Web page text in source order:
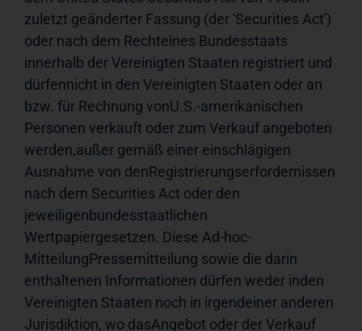
zuletzt geänderter Fassung (der 'Securities Act')
oder nach dem Rechteines Bundesstaats
innerhalb der Vereinigten Staaten registriert und
dürfennicht in den Vereinigten Staaten oder an
bzw. für Rechnung vonU.S.-amerikanischen
Personen verkauft oder zum Verkauf angeboten
werden,außer gemäß einer einschlägigen
Ausnahme von denRegistrierungserfordernissen
nach dem Securities Act oder den
jeweiligenbundesstaatlichen
Wertpapiergesetzen. Diese Ad-hoc-
MitteilungPressemitteilung sowie die darin
enthaltenen Informationen dürfen weder inden
Vereinigten Staaten noch in irgendeiner anderen
Jurisdiktion, wo dasAngebot oder der Verkauf